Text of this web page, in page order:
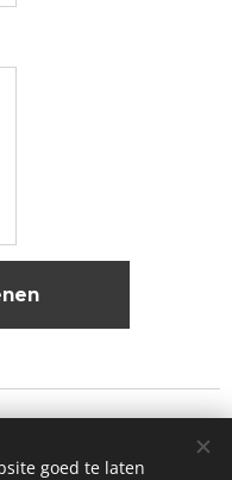
goed te laten